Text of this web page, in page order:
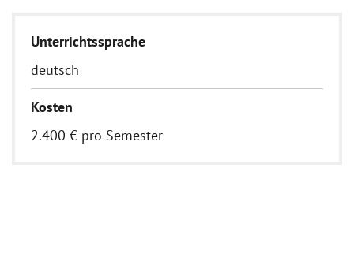
Unterrichtssprache
deutsch
Kosten
2.400 € pro Semester